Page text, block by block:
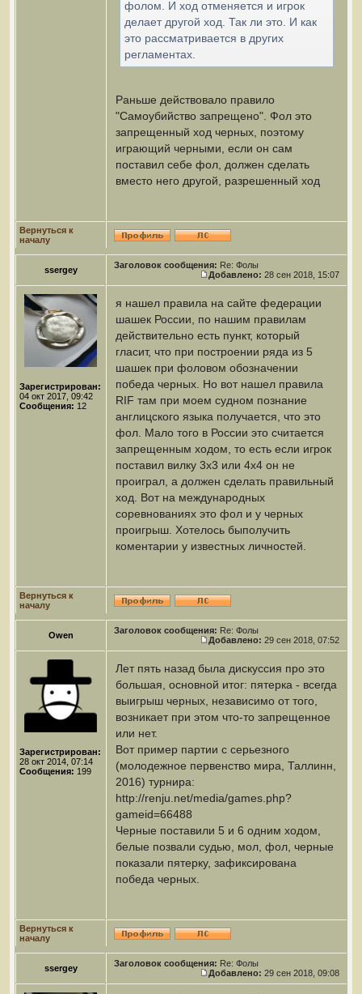
фолом. И ход отменяется и игрок
делает другой ход. Так ли это. И как
это рассматривается в других
регламентах.
Раньше действовало правило
"Самоубийство запрещено". Фол это
запрещенный ход черных, поэтому
играющий черными, если он сам
поставил себе фол, должен сделать
вместо него другой, разрешенный ход
Вернуться к
началу
ssergey Заголовок сообщения: Re: Фолы
Добавлено: 28 сен 2018, 15:07
Зарегистрирован:
04 окт 2017, 09:42
Сообщения: 12
я нашел правила на сайте федерации
шашек России, по нашим правилам
действительно есть пункт, который
гласит, что при построении ряда из 5
шашек при фоловом обозначении
победа черных. Но вот нашел правила
RIF там при моем судном познание
англицского языка получается, что это
фол. Мало того в России это считается
запрещенным ходом, то есть если игрок
поставил вилку 3х3 или 4х4 он не
проиграл, а должен сделать правильный
ход. Вот на международных
соревнованиях это фол и у черных
проигрыш. Хотелось быполучить
коментарии у известных личностей.
Вернуться к
началу
Owen Заголовок сообщения: Re: Фолы
Добавлено: 29 сен 2018, 07:52
Зарегистрирован:
28 окт 2014, 07:14
Сообщения: 199
Лет пять назад была дискуссия про это
большая, основной итог: пятерка - всегда
выигрыш черных, независимо от того,
возникает при этом что-то запрещенное
или нет.
Вот пример партии с серьезного
(молодежное первенство мира, Таллинн,
2016) турнира:
http://renju.net/media/games.php?
gameid=66488
Черные поставили 5 и 6 одним ходом,
белые позвали судью, мол, фол, черные
показали пятерку, зафиксирована
победа черных.
Вернуться к
началу
ssergey Заголовок сообщения: Re: Фолы
Добавлено: 29 сен 2018, 09:08